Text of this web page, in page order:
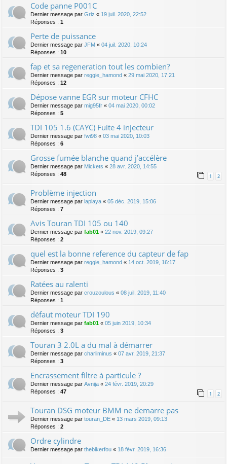
Code panne P001C
Dernier message par Griz « 19 juil. 2020, 22:52
Réponses : 1
Perte de puissance
Dernier message par JFM « 04 juil. 2020, 10:24
Réponses : 10
fap et sa regeneration tout les combien?
Dernier message par reggie_hamond « 29 mai 2020, 17:21
Réponses : 12
Dépose vanne EGR sur moteur CFHC
Dernier message par mig95fr « 04 mai 2020, 00:02
Réponses : 5
TDI 105 1.6 (CAYC) Fuite 4 injecteur
Dernier message par fwi98 « 03 mai 2020, 10:03
Réponses : 6
Grosse fumée blanche quand j’accélère
Dernier message par Mickets « 28 avr. 2020, 14:55
Réponses : 48 1 2
Problème injection
Dernier message par laplaya « 05 déc. 2019, 15:06
Réponses : 7
Avis Touran TDI 105 ou 140
Dernier message par fab01 « 22 nov. 2019, 09:27
Réponses : 2
quel est la bonne reference du capteur de fap
Dernier message par reggie_hamond « 14 oct. 2019, 16:17
Réponses : 3
Ratées au ralenti
Dernier message par crouzoulous « 08 juil. 2019, 11:40
Réponses : 1
défaut moteur TDI 190
Dernier message par fab01 « 05 juin 2019, 10:34
Réponses : 3
Touran 3 2.0L a du mal à démarrer
Dernier message par charliminus « 07 avr. 2019, 21:37
Réponses : 3
Encrassement filtre à particule ?
Dernier message par Avnija « 24 févr. 2019, 20:29
Réponses : 47 1 2
Touran DSG moteur BMM ne demarre pas
Dernier message par touran_DE « 13 mars 2019, 09:13
Réponses : 2
Ordre cylindre
Dernier message par thebikerfou « 18 févr. 2019, 16:36